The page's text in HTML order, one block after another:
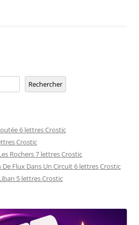
Rechercher
6 lettres Crostic
Crostic
Rochers 7 lettres Crostic
Flux Dans Un Circuit 6 lettres Crostic
5 lettres Crostic